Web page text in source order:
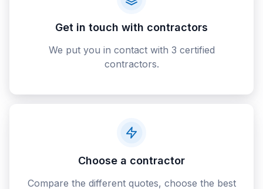
Get in touch with contractors
We put you in contact with 3 certified
contractors.
Choose a contractor
Compare the different quotes, choose the best